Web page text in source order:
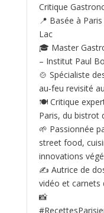
Critique
📍 Basée à
Lac
🎓 Master
– Institut Paul
🍲 Spécialiste
au‑feu revisité
🍽️ Critique
Paris, du bistrot
🌱 Passionnée
street food,
innovations
✍️ Autrice de
vidéo et carnets
📸